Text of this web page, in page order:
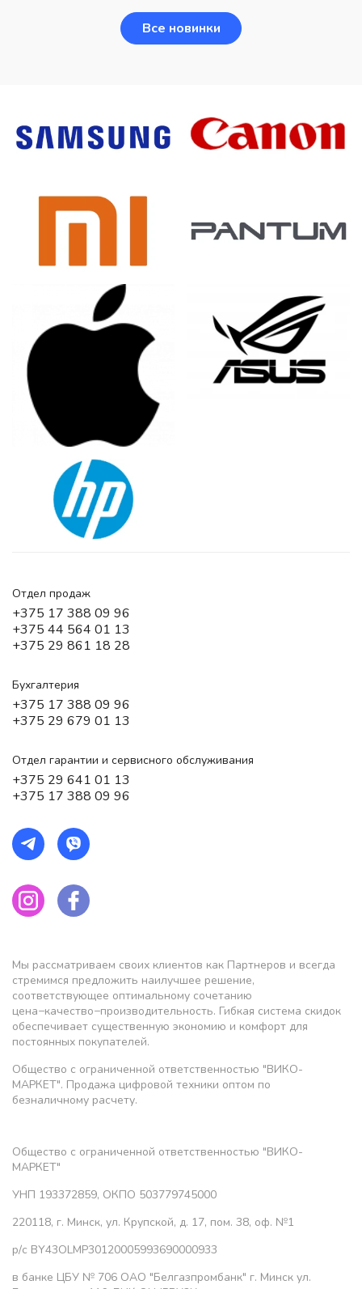
Все новинки
Отдел продаж
+375 17 388 09 96
+375 44 564 01 13
+375 29 861 18 28
Бухгалтерия
+375 17 388 09 96
+375 29 679 01 13
Отдел гарантии и сервисного обслуживания
+375 29 641 01 13
+375 17 388 09 96
Мы рассматриваем своих клиентов как Партнеров и всегда
стремимся предложить наилучшее решение,
соответствующее оптимальному сочетанию
цена−качество−производительность. Гибкая система скидок
обеспечивает существенную экономию и комфорт для
постоянных покупателей.
Общество с ограниченной ответственностью "ВИКО-
МАРКЕТ". Продажа цифровой техники оптом по
безналичному расчету.
Общество с ограниченной ответственностью "ВИКО-
МАРКЕТ"
УНП 193372859, ОКПО 503779745000
220118, г. Минск, ул. Крупской, д. 17, пом. 38, оф. №1
р/с BY43OLMP30120005993690000933
в банке ЦБУ № 706 ОАО "Белгазпромбанк" г. Минск ул.